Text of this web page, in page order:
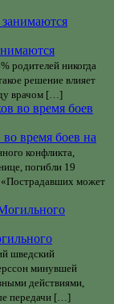
родителей никогда
решение влияет
врачом […]
время боев на
конфликта,
погибли 19
может
шведский
минувшей
действиями,
передачи […]